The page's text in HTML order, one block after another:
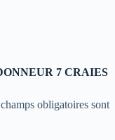
7 CRAIES
obligatoires sont